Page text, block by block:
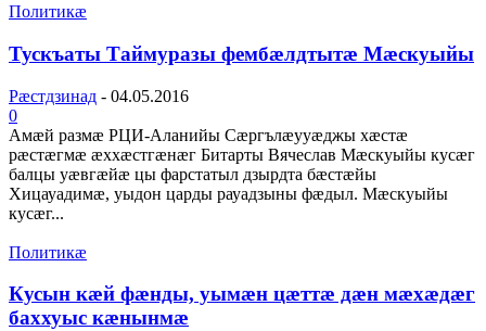
Политикæ
Тускъаты Таймуразы фембæлдтытæ Мæскуыйы
Рæстдзинад - 04.05.2016
0
Амæй размæ РЦИ-Аланийы Сæргълæууæджы хæстæ
рæстæгмæ æххæстгæнæг Битарты Вячеслав Мæскуыйы кусæг
балцы уæвгæйæ цы фарстатыл дзырдта бæстæйы
Хицауадимæ, уыдон царды рауадзыны фæдыл. Мæскуыйы
кусæг...
Политикæ
Кусын кæй фæнды, уымæн цæттæ дæн мæхæдæг
баххуыс кæнынмæ